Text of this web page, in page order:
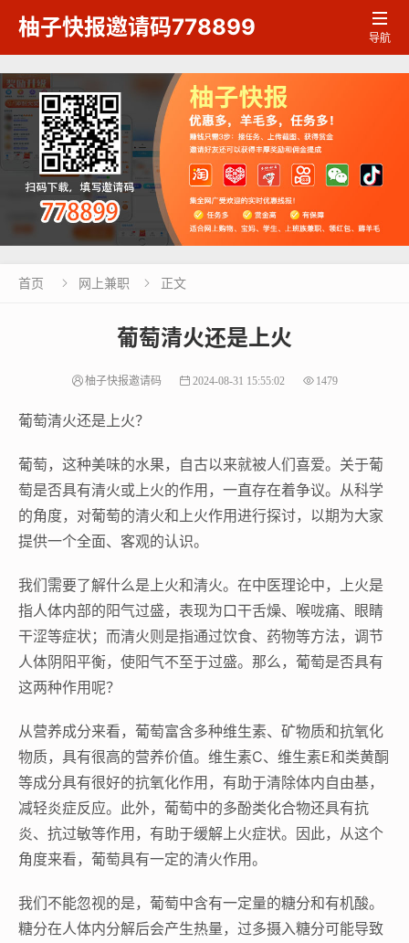
柚子快报邀请码778899 
导航
首页  网上兼职  正文
葡萄清火还是上火
柚子快报邀请码 2024-08-31 15:55:02 1479
葡萄清火还是上火？
葡萄，这种美味的水果，自古以来就被人们喜爱。关于葡
萄是否具有清火或上火的作用，一直存在着争议。从科学
的角度，对葡萄的清火和上火作用进行探讨，以期为大家
提供一个全面、客观的认识。
我们需要了解什么是上火和清火。在中医理论中，上火是
指人体内部的阳气过盛，表现为口干舌燥、喉咙痛、眼睛
干涩等症状；而清火则是指通过饮食、药物等方法，调节
人体阴阳平衡，使阳气不至于过盛。那么，葡萄是否具有
这两种作用呢？
从营养成分来看，葡萄富含多种维生素、矿物质和抗氧化
物质，具有很高的营养价值。维生素C、维生素E和类黄酮
等成分具有很好的抗氧化作用，有助于清除体内自由基，
减轻炎症反应。此外，葡萄中的多酚类化合物还具有抗
炎、抗过敏等作用，有助于缓解上火症状。因此，从这个
角度来看，葡萄具有一定的清火作用。
我们不能忽视的是，葡萄中含有一定量的糖分和有机酸。
糖分在人体内分解后会产生热量，过多摄入糖分可能导致